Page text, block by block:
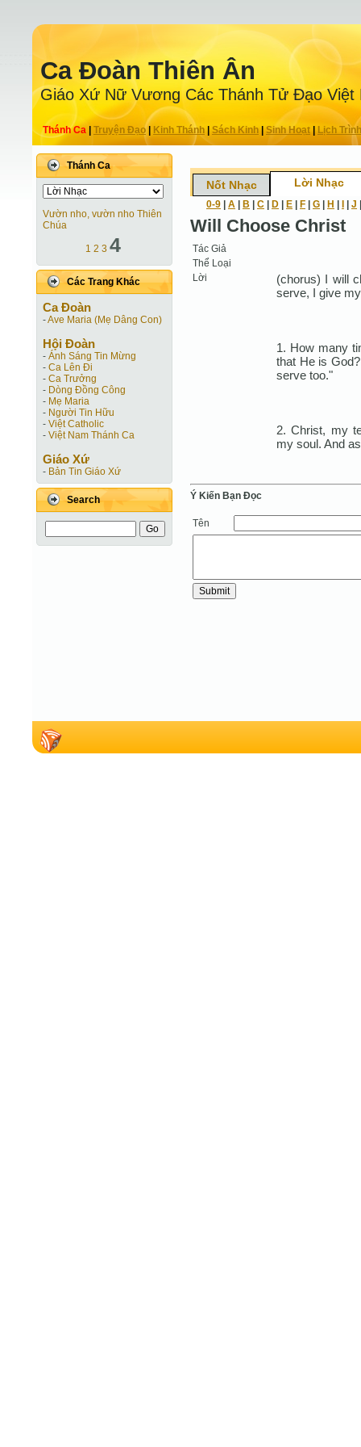
Ca Ðoàn Thiên Ân
Giáo Xứ Nữ Vương Các Thánh Tử Ðạo Việt
Thánh Ca Truyện Ðạo| Kinh Thánh Sách Kinh|Sinh Hoạt| Lịch Trình
Thánh Ca
Vườn nho, vườn nho Thiên
Chúa
1 2 3 4
Các Trang Khác
Ca Ðoàn
-Ave Maria (Mẹ Dâng Con)
Hội Ðoàn
- Ánh Sáng Tin Mừng
- Ca Lên Đi
- Ca Trưởng
- Dòng Đồng Công
- Mẹ Maria
- Người Tin Hữu
- Việt Catholic
- Việt Nam Thánh Ca
Giáo Xứ
- Bản Tin Giáo Xứ
Search
Nốt Nhạc Lời Nhạc
0-9 A B C D E F G H J
Will Choose Christ
Tác Giả
Thể Loại
Lời
(chorus) I will
serve, I give
1. How many
that He is
serve too."
2. Christ, my
my soul. And
Ý Kiến Bạn Ðọc
Tên